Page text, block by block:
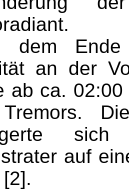
dem Ende
an der
ab ca.
auf